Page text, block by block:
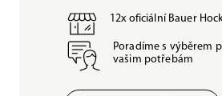
12x oficiální Bauer
Poradíme s výběrem
vašim potřebám